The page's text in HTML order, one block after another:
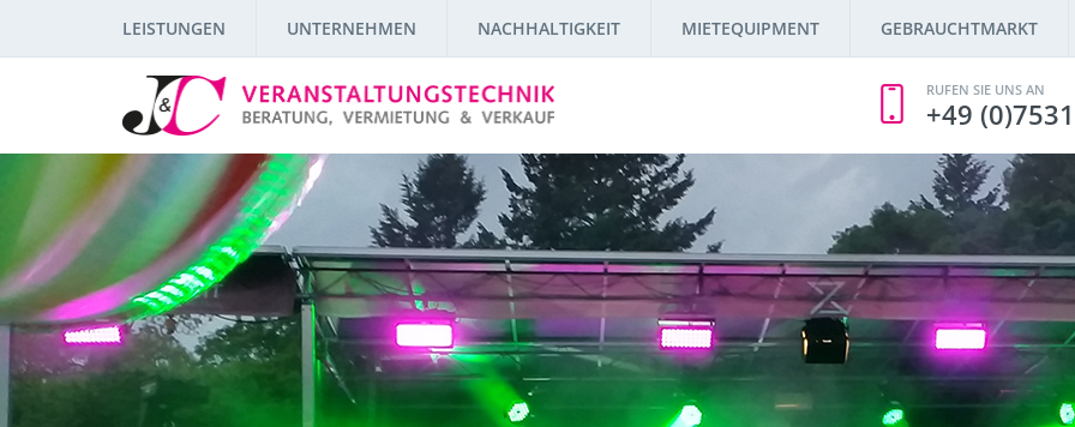
LEISTUNGEN UNTERNEHMEN NACHHALTIGKEIT MIETEQUIPMENT GEBRAUCHTMARKT
RUFEN SIE UNS AN
+49